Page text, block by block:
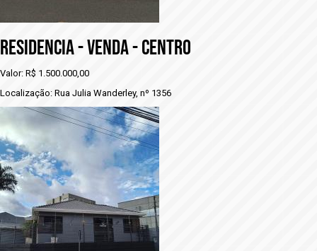
RESIDENCIA - VENDA - CENTRO
Valor: R$ 1.500.000,00
Localização: Rua Julia Wanderley, nº 1356